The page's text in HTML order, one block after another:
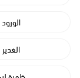
الورود
الغدير